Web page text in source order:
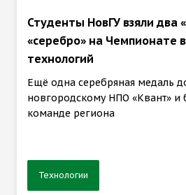
Студенты НовГУ взяли два
«серебро» на Чемпионате
технологий
Ещё одна серебряная медаль
новгородскому НПО «Квант» и
команде региона
Технологии